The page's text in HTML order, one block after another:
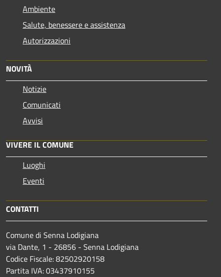
Ambiente
Salute, benessere e assistenza
Autorizzazioni
NOVITÀ
Notizie
Comunicati
Avvisi
VIVERE IL COMUNE
Luoghi
Eventi
CONTATTI
Comune di Senna Lodigiana
via Dante, 1 - 26856 - Senna Lodigiana
Codice Fiscale: 82502920158
Partita IVA: 03437910155